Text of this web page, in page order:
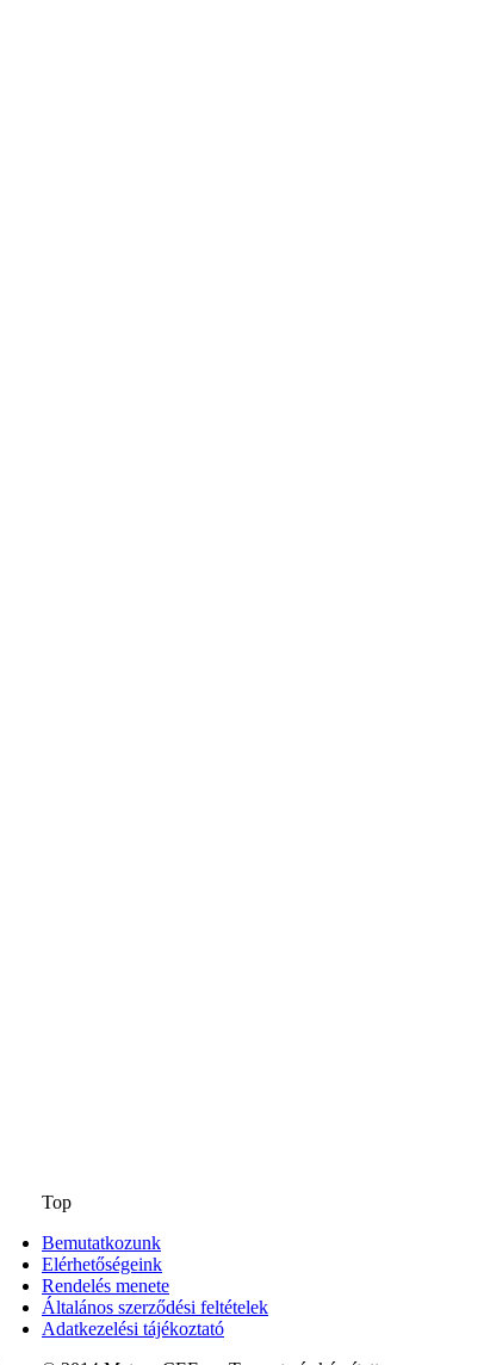
Top
Bemutatkozunk
Elérhetőségeink
Rendelés menete
Általános szerződési feltételek
Adatkezelési tájékoztató